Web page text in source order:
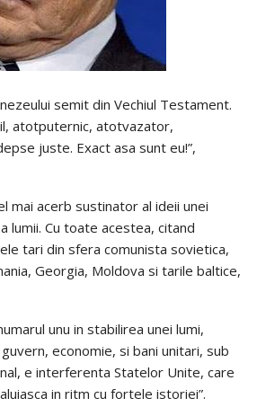
semit din Vechiul Testament.
atotputernic, atotvazator,
juste. Exact asa sunt eu!”,
mai acerb sustinator al ideii unei
lumii. Cu toate acestea, citand
tari din sfera comunista sovietica,
Georgia, Moldova si tarile baltice,
unu in stabilirea unei lumi,
economie, si bani unitari, sub
e interferenta Statelor Unite, care
in ritm cu fortele istoriei”.